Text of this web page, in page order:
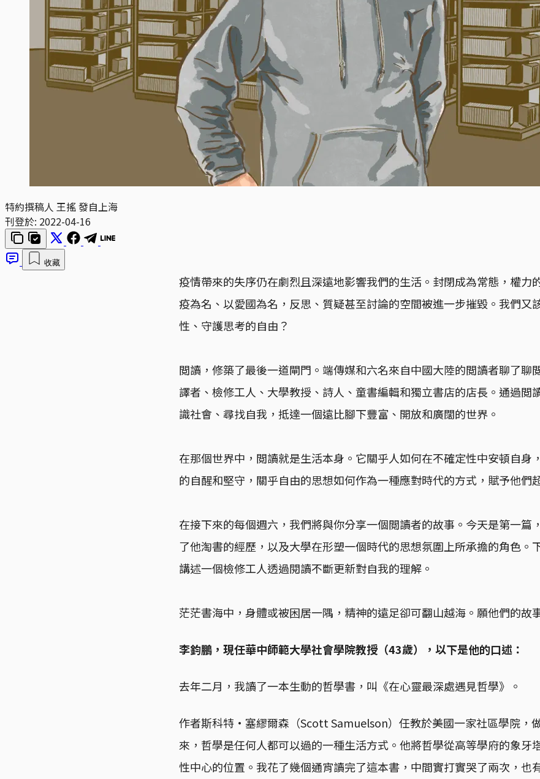
特約撰稿人 王搖 發自上海
刊登於: 2022-04-16
收藏
疫情帶來的失序仍在劇烈且深遠地影響我們的生活。封閉成為常態，權力
疫為名、以愛國為名，反思、質疑甚至討論的空間被進一步摧毀。我們又
性、守護思考的自由？
閲讀，修築了最後一道閘門。端傳媒和六名來自中國大陸的閲讀者聊了聊
譯者、檢修工人、大學教授、詩人、童書編輯和獨立書店的店長。通過閲
識社會、尋找自我，抵達一個遠比腳下豐富、開放和廣闊的世界。
在那個世界中，閲讀就是生活本身。它關乎人如何在不確定性中安頓自身
的自醒和堅守，關乎自由的思想如何作為一種應對時代的方式，賦予他們
在接下來的每個週六，我們將與你分享一個閲讀者的故事。今天是第一篇
了他淘書的經歷，以及大學在形塑一個時代的思想氛圍上所承擔的角色。
講述一個檢修工人透過閱讀不斷更新對自我的理解。
茫茫書海中，身體或被困居一隅，精神的遠足卻可翻山越海。願他們的故
李鈞鵬，現任華中師範大學社會學院教授（43歲），以下是他的口述：
去年二月，我讀了一本生動的哲學書，叫《在心靈最深處遇見哲學》。
作者斯科特·塞繆爾森（Scott Samuelson）任教於美國一家社區學院，
來，哲學是任何人都可以過的一種生活方式。他將哲學從高等學府的象牙
性中心的位置。我花了幾個通宵讀完了這本書，中間實打實哭了兩次，也